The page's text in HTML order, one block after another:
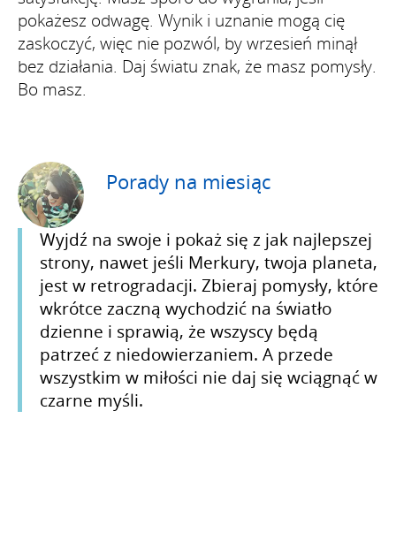
pokażesz odwagę. Wynik i uznanie mogą cię
zaskoczyć, więc nie pozwól, by wrzesień minął
bez działania. Daj światu znak, że masz pomysły.
Bo masz.
Porady na miesiąc
Wyjdź na swoje i pokaż się z jak najlepszej
strony, nawet jeśli Merkury, twoja planeta,
jest w retrogradacji. Zbieraj pomysły, które
wkrótce zaczną wychodzić na światło
dzienne i sprawią, że wszyscy będą
patrzeć z niedowierzaniem. A przede
wszystkim w miłości nie daj się wciągnąć w
czarne myśli.